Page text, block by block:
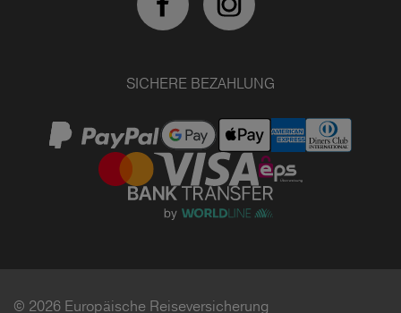
SICHERE BEZAHLUNG
© 2026 Europäische Reiseversicherung